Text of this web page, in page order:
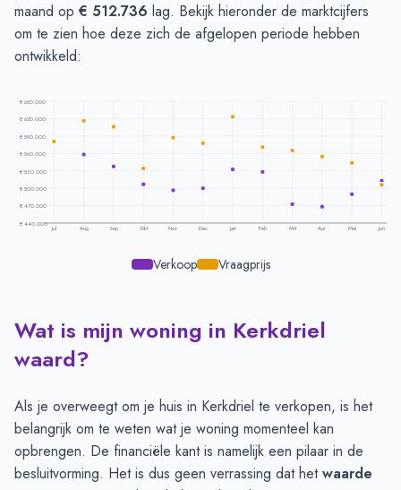
maand op € 512.736 lag. Bekijk hieronder de marktcijfers
om te zien hoe deze zich de afgelopen periode hebben
ontwikkeld:
€ 650.000
€ 620.000
€ 590.000
€ 560.000
€ 530.000
€ 500.000
€ 470.000
€ 440.000
Jul Aug Sep Okt Nov Dec Jan Feb Mrt Apr Mei Jun
Verkoop Vraagprijs
Prijsontwikkeling per maand -Kerkdriel
Vraagprijs
Verkoopprijs
Juli
Augustus
€ 558.428
September € 606.300 € 537.318
Oktober
€ 534.692
€ 507.231
November
€ 587.202
Wat is mijn woning in Kerkdriel
waard?
Als je overweegt om je huis in Kerkdriel te verkopen, is het
belangrijk om te weten wat je woning momenteel kan
opbrengen. De financiële kant is namelijk een pilaar in de
besluitvorming. Het is dus geen verrassing dat hetwaarde